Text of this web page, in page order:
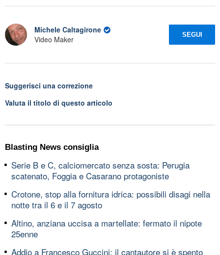
Michele Caltagirone
Video Maker
SEGUI
Suggerisci una correzione
Valuta il titolo di questo articolo
Blasting News consiglia
Serie B e C, calciomercato senza sosta: Perugia
scatenato, Foggia e Casarano protagoniste
Crotone, stop alla fornitura idrica: possibili disagi nella
notte tra il 6 e il 7 agosto
Altino, anziana uccisa a martellate: fermato il nipote
25enne
Addio a Francesco Guccini: il cantautore si è spento